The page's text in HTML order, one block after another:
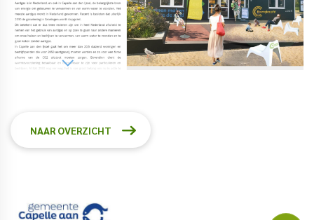
NAAR OVERZICHT